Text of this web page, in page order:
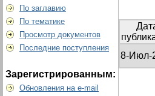
По заглавию
По тематике
Просмотр документов
Последние поступления
Зарегистрированным:
Обновления на e-mail
8-Июл-